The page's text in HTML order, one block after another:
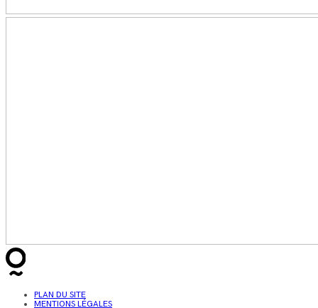
PLAN DU SITE
MENTIONS LÉGALES